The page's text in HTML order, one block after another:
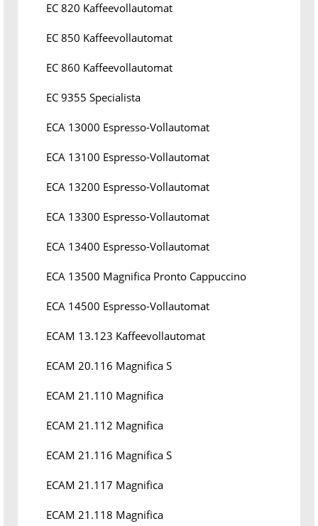
EC 820 Kaffeevollautomat
EC 850 Kaffeevollautomat
EC 860 Kaffeevollautomat
EC 9355 Specialista
ECA 13000 Espresso-Vollautomat
ECA 13100 Espresso-Vollautomat
ECA 13200 Espresso-Vollautomat
ECA 13300 Espresso-Vollautomat
ECA 13400 Espresso-Vollautomat
ECA 13500 Magnifica Pronto Cappuccino
ECA 14500 Espresso-Vollautomat
ECAM 13.123 Kaffeevollautomat
ECAM 20.116 Magnifica S
ECAM 21.110 Magnifica
ECAM 21.112 Magnifica
ECAM 21.116 Magnifica S
ECAM 21.117 Magnifica
ECAM 21.118 Magnifica